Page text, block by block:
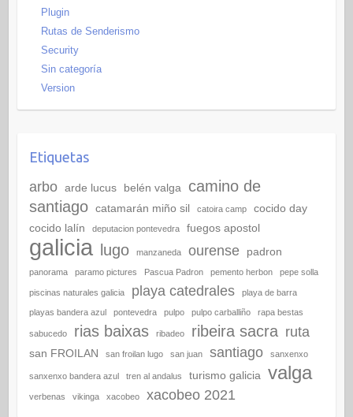
Plugin
Rutas de Senderismo
Security
Sin categoría
Version
Etiquetas
arbo arde lucus belén valga
camino de
santiago catamarán miño sil catoira camp
cocido day
cocido lalín
deputacion pontevedra fuegos apostol
galicia lugo manzaneda ourense padron
panorama paramo pictures Pascua Padron pemento herbon pepe solla
piscinas naturales galicia playa catedrales playa de barra
playas bandera azul pontevedra pulpo pulpo carballiño rapa bestas
sabucedo rias baixas ribadeo ribeira sacra ruta
san FROILAN san froilan lugo san juan santiago sanxenxo
sanxenxo bandera azul tren al andalus turismo galicia valga
verbenas vikinga xacobeo xacobeo 2021